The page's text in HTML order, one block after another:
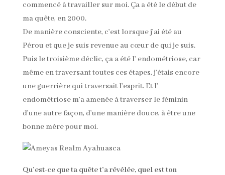
commencé à travailler sur moi. Ça a été le début de
ma quête, en 2000.
De manière consciente, c’est lorsque j’ai été au
Pérou et que je suis revenue au cœur de qui je suis.
Puis le troisième déclic, ça a été l’ endométriose, car
même en traversant toutes ces étapes, j’étais encore
une guerrière qui traversait l’esprit. Et l’
endométriose m’a amenée à traverser le féminin
d’une autre façon, d’une manière douce, à être une
bonne mère pour moi.
Qu’est-ce que ta quête t’a révélée, quel est ton